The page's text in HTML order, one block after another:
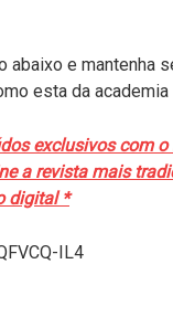
abaixo e mantenha
esta da academia
exclusivos com
a revista mais
digital *
IL4